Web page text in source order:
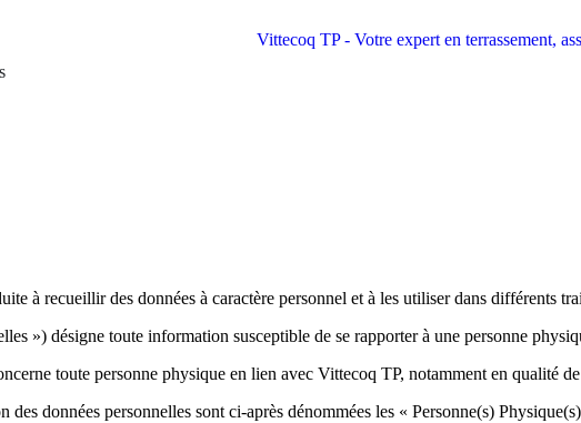
à recueillir des données à caractère personnel et à les utiliser dans différents
») désigne toute information susceptible de se rapporter à une personne
toute personne physique en lien avec Vittecoq TP, notamment en qualité
données personnelles sont ci-après dénommées les « Personne(s)